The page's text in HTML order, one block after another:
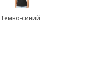
Темно-синий